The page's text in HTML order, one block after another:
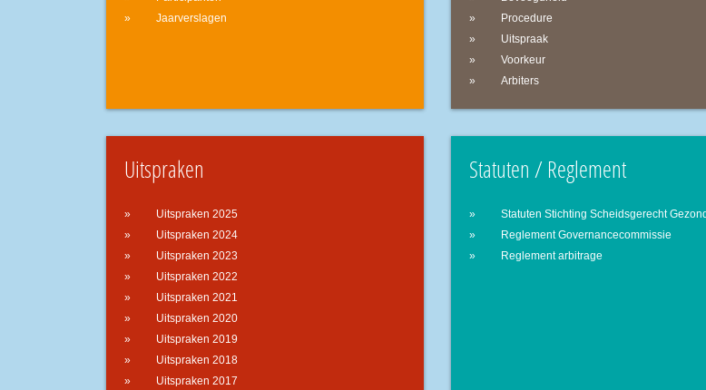
Jaarverslagen
Procedure
Uitspraak
Voorkeur
Arbiters
Uitspraken
Uitspraken 2025
Uitspraken 2024
Uitspraken 2023
Uitspraken 2022
Uitspraken 2021
Uitspraken 2020
Uitspraken 2019
Uitspraken 2018
Uitspraken 2017
Statuten / Reglement
Reglement Governancecommissie
Reglement arbitrage